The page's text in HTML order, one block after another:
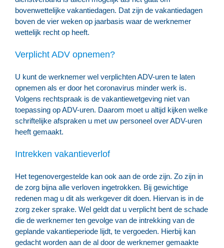
bovenwettelijke vakantiedagen. Dat zijn de vakantiedagen
boven de vier weken op jaarbasis waar de werknemer
wettelijk recht op heeft.
Verplicht ADV opnemen?
U kunt de werknemer wel verplichten ADV-uren te laten
opnemen als er door het coronavirus minder werk is.
Volgens rechtspraak is de vakantiewetgeving niet van
toepassing op ADV-uren. Daarom moet u altijd kijken welke
schriftelijke afspraken u met uw personeel over ADV-uren
heeft gemaakt.
Intrekken vakantieverlof
Het tegenovergestelde kan ook aan de orde zijn. Zo zijn in
de zorg bijna alle verloven ingetrokken. Bij gewichtige
redenen mag u dit als werkgever dit doen. Hiervan is in de
zorg zeker sprake. Wel geldt dat u verplicht bent de schade
die de werknemer ten gevolge van de intrekking van de
geplande vakantieperiode lijdt, te vergoeden. Hierbij kan
gedacht worden aan de al door de werknemer gemaakte